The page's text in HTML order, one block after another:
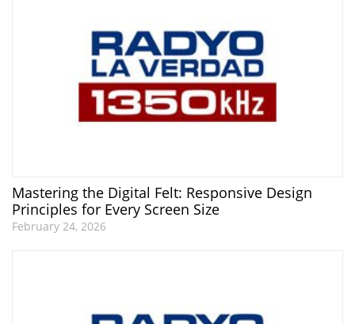
Mastering the Digital Felt: Responsive Design
Principles for Every Screen Size
February 24, 2026